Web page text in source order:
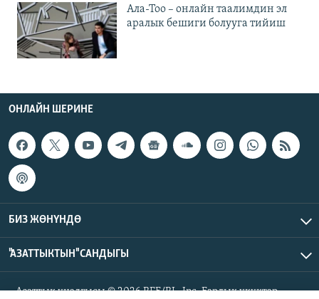
Ала-Тоо – онлайн таалимдин эл
аралык бешиги болууга тийиш
ОНЛАЙН ШЕРИНЕ
БИЗ ЖӨНҮНДӨ
"АЗАТТЫКТЫН" САНДЫГЫ
Азаттык үналгысы © 2026 RFE/RL, Inc. Бардык укуктар